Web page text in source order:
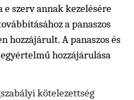
e szerv annak kezelésére
a panaszos
hozzájárult. A panaszos és
hozzájárulása
kötelezettség